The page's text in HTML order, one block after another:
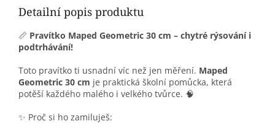
Detailní popis produktu
📏 Pravítko Maped Geometric 30 cm – chytré rýsování i
podtrhávání!
Toto pravítko ti usnadní víc než jen měření. Maped
Geometric 30 cm je praktická školní pomůcka, která
potěší každého malého i velkého tvůrce. 🧠
✨ Proč si ho zamiluješ: